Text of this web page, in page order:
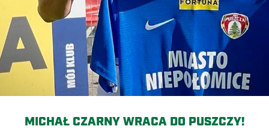
MICHAŁ CZARNY WRACA DO PUSZCZY!